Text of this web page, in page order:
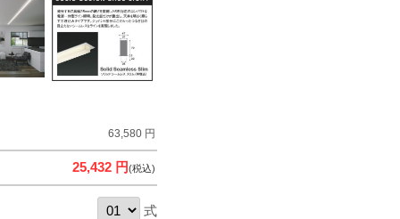
63,580 円
25,432 円(税込)
式